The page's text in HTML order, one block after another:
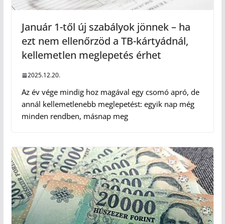
Január 1-től új szabályok jönnek – ha
ezt nem ellenőrzöd a TB-kártyádnál,
kellemetlen meglepetés érhet
2025.12.20.
Az év vége mindig hoz magával egy csomó apró, de
annál kellemetlenebb meglepetést: egyik nap még
minden rendben, másnap meg